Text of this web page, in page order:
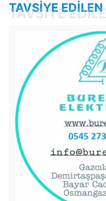
TAVSIYE
TAVSIYE